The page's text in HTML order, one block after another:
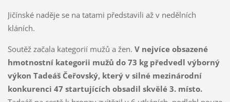
Jičínské naděje se na tatami představili až v nedělních
kláních.
Soutěž začala kategorií mužů a žen. V nejvíce obsazené
hmotnostní kategorii mužů do 73 kg předvedl výborný
výkon Tadeáš Čeřovský, který v silné mezinárodní
konkurenci 47 startujících obsadil skvělé 3. místo.